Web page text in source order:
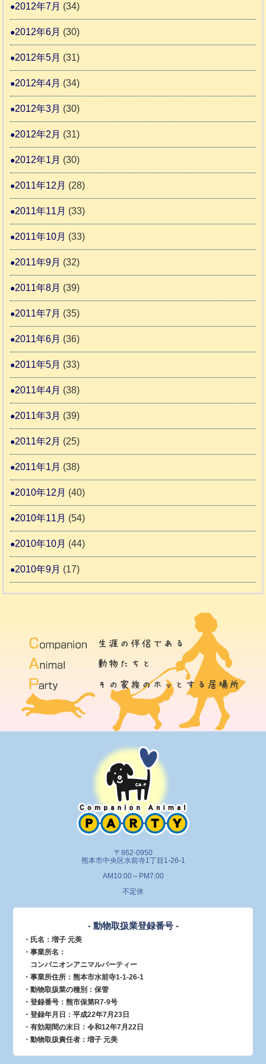
2012年7月 (34)
2012年6月 (30)
2012年5月 (31)
2012年4月 (34)
2012年3月 (30)
2012年2月 (31)
2012年1月 (30)
2011年12月 (28)
2011年11月 (33)
2011年10月 (33)
2011年9月 (32)
2011年8月 (39)
2011年7月 (35)
2011年6月 (36)
2011年5月 (33)
2011年4月 (38)
2011年3月 (39)
2011年2月 (25)
2011年1月 (38)
2010年12月 (40)
2010年11月 (54)
2010年10月 (44)
2010年9月 (17)
〒862-0950
熊本市中央区水前寺1丁目1-26-1
AM10:00～PM7:00
不定休
- 動物取扱業登録番号 -
・氏名：増子 元美
・事業所名：
コンパニオンアニマルパーティー
・事業所住所：熊本市水前寺1-1-26-1
・動物取扱業の種別：保管
・登録番号：熊市保第R7-9号
・登録年月日：平成22年7月23日
・有効期間の末日：令和12年7月22日
・動物取扱責任者：増子 元美